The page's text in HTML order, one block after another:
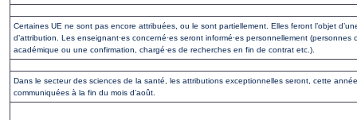
Certaines UE ne sont pas encore attribuées, ou le sont partiellement. Elles feront l’objet
d’attribution. Les enseignant·es concerné·es seront informé·es personnellement
académique ou une confirmation, chargé·es de recherches en fin de contrat etc.).
Dans le secteur des sciences de la santé, les attributions exceptionnelles seront, cette
communiquées à la fin du mois d’août.